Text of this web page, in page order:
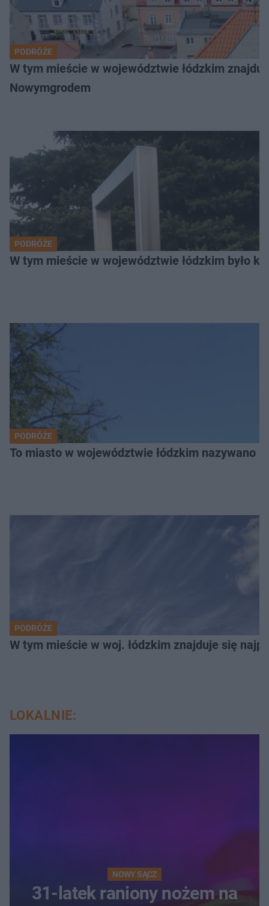
PODRÓŻE
W tym mieście w województwie łódzkim
Nowymgrodem
PODRÓŻE
W tym mieście w województwie łódzkim było
PODRÓŻE
To miasto w województwie łódzkim nazywano
PODRÓŻE
W tym mieście w woj. łódzkim znajduje się
LOKALNIE:
NOWY SĄCZ
31-latek raniony nożem na